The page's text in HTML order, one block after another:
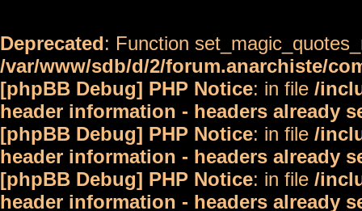
Deprecated: Function
/var/www/sdb/d/2/forum.anarchiste/
[phpBB Debug] PHP Notice: in file /
header information - headers already
[phpBB Debug] PHP Notice: in file /
header information - headers already
[phpBB Debug] PHP Notice: in file /
header information - headers already